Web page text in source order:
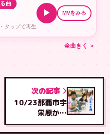
曲
タップで再生
▶ MVをみる
全曲きく ＞
次の記事
10/23那覇市宇
栄原から
iPhone5s画面